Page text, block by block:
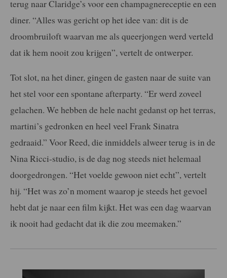
terug naar Claridge’s voor een champagnereceptie en een
diner. “Alles was gericht op het idee van: dit is de
droombruiloft waarvan me als queerjongen werd verteld
dat ik hem nooit zou krijgen”, vertelt de ontwerper.
Tot slot, na het diner, gingen de gasten naar de suite van
het stel voor een spontane afterparty. “Er werd zoveel
gelachen. We hebben de hele nacht gedanst op het terras,
martini’s gedronken en heel veel Frank Sinatra
gedraaid.” Voor Reed, die inmiddels alweer terug is in de
Nina Ricci-studio, is de dag nog steeds niet helemaal
doorgedrongen. “Het voelde gewoon niet echt”, vertelt
hij. “Het was zo’n moment waarop je steeds het gevoel
hebt dat je naar een film kijkt. Het was een dag waarvan
ik nooit had gedacht dat ik die zou meemaken.”